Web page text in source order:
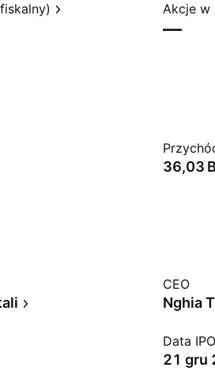
Akcje w
—
‪36,03 B‬
CEO
Nghia
Data IPO
21 gru